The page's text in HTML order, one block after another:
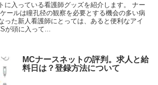
に入っている看護師グッズを紹介します。 ナー
ールは瞳孔径の観察を必要とする機会の多い病
った新人看護師にとっては、あると便利なアイ
が頭に入って...
MCナースネットの評判。求人と給
料日は？登録方法について